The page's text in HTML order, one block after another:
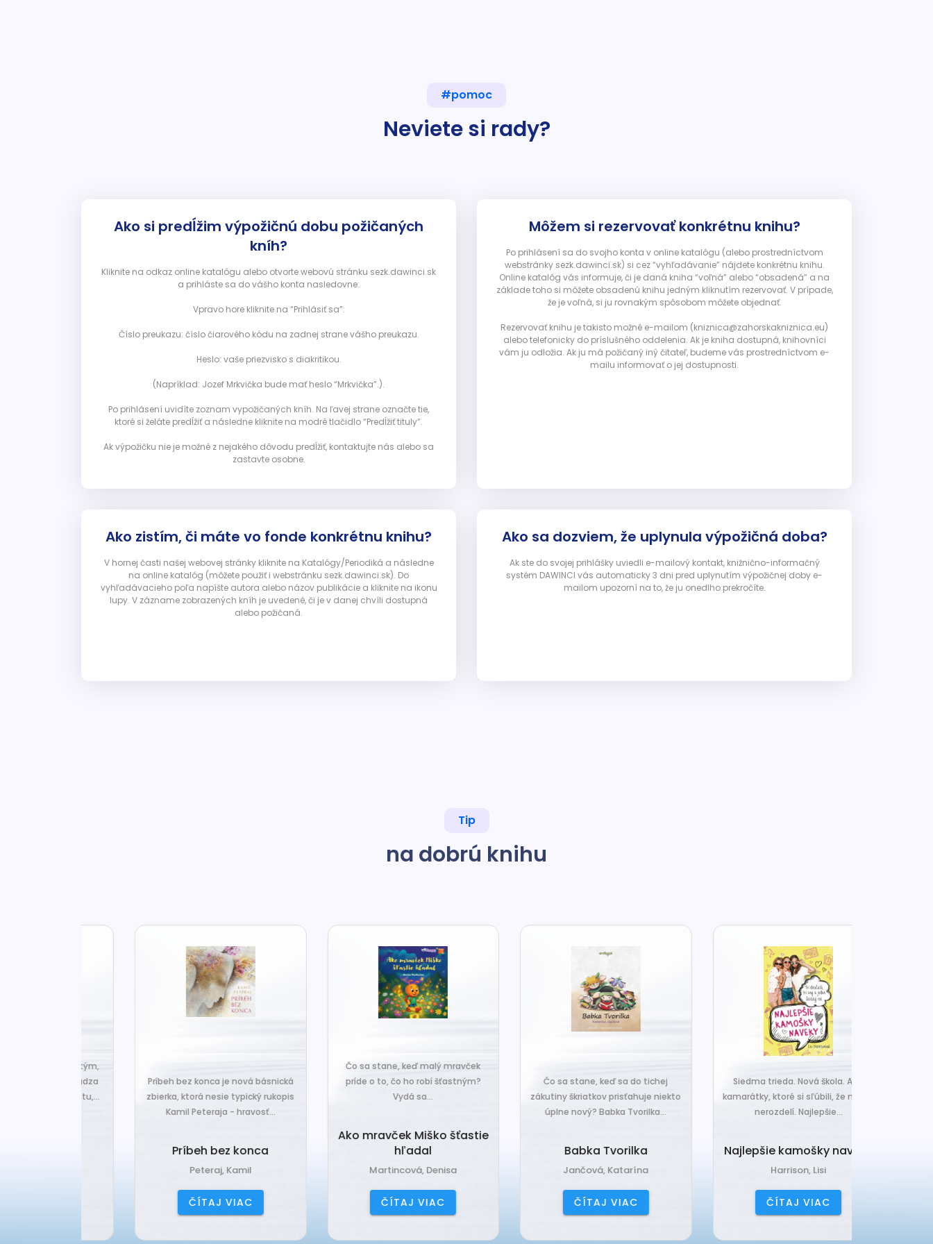
#pomoc
Neviete si rady?
Ako si predĺžim výpožičnú dobu požičaných
kníh?
Kliknite na odkaz online katalógu alebo otvorte webovú stránku sezk.dawinci.sk
a prihláste sa do vášho konta nasledovne:
Vpravo hore kliknite na “Prihlásiť sa”:
Číslo preukazu: číslo čiarového kódu na zadnej strane vášho preukazu.
Heslo: vaše priezvisko s diakritikou.
(Napríklad: Jozef Mrkvička bude mať heslo “Mrkvička”.).
Po prihlásení uvidíte zoznam vypožičaných kníh. Na ľavej strane označte tie,
ktoré si želáte predĺžiť a následne kliknite na modré tlačidlo “Predĺžiť tituly”.
Ak výpožičku nie je možné z nejakého dôvodu predĺžiť, kontaktujte nás alebo sa
zastavte osobne.
Môžem si rezervovať konkrétnu knihu?
Po prihlásení sa do svojho konta v online katalógu (alebo prostredníctvom
webstránky sezk.dawinci.sk) si cez “vyhľadávanie” nájdete konkrétnu knihu.
Online katalóg vás informuje, či je daná kniha “voľná” alebo “obsadená” a na
základe toho si môžete obsadenú knihu jedným kliknutím rezervovať. V prípade,
že je voľná, si ju rovnakým spôsobom môžete objednať.
Rezervovať knihu je takisto možné e-mailom (kniznica@zahorskakniznica.eu)
alebo telefonicky do príslušného oddelenia. Ak je kniha dostupná, knihovníci
vám ju odložia. Ak ju má požičaný iný čitateľ, budeme vás prostredníctvom e-
mailu informovať o jej dostupnosti.
Ako zistím, či máte vo fonde konkrétnu knihu?
V hornej časti našej webovej stránky kliknite na Katalógy/Periodiká a následne
na online katalóg (môžete použiť i webstránku sezk.dawinci.sk). Do
vyhľadávacieho poľa napíšte autora alebo názov publikácie a kliknite na ikonu
lupy. V zázname zobrazených kníh je uvedené, či je v danej chvíli dostupná
alebo požičaná.
Ako sa dozviem, že uplynula výpožičná doba?
Ak ste do svojej prihlášky uviedli e-mailový kontakt, knižnično-informačný
systém DAWINCI vás automaticky 3 dni pred uplynutím výpožičnej doby e-
mailom upozorní na to, že ju onedlho prekročíte.
Tip
na dobrú knihu
Príbeh bez konca je nová básnická
zbierka, ktorá nesie typický rukopis
Kamil Peteraja - hravosť...
Príbeh bez konca
Peteraj, Kamil
ČÍTAJ VIAC
Čo sa stane, keď malý mravček
príde o to, čo ho robí šťastným?
Ako mravček Miško šťastie
Martincová, Denisa
ČÍTAJ VIAC
Čo sa stane, keď sa do tichej
zákutiny škriatkov prisťahuje niekto
úplne nový? Babka Tvorilka...
Babka Tvorilka
Jančová, Katarína
ČÍTAJ VIAC
Siedma trieda. Nová škola. A tri
kamarátky, ktoré si sľúbili, že nič ich
nerozdelí. Najlepšie...
Najlepšie kamošky naveky
Harrison, Lisi
ČÍTAJ VIAC